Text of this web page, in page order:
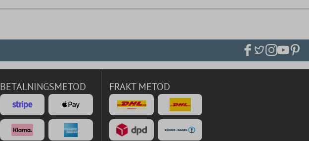
BETALNINGSMETOD FRAKT METOD